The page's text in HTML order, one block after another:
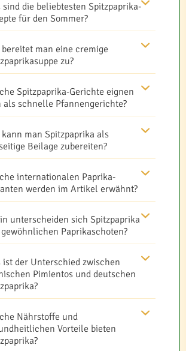
sind die beliebtesten Spitzpaprika-
für den Sommer?
bereitet man eine cremige
zu?
Spitzpaprika-Gerichte eignen
als schnelle Pfannengerichte?
kann man Spitzpaprika als
Beilage zubereiten?
internationalen Paprika-
werden im Artikel erwähnt?
unterscheiden sich Spitzpaprika
Paprikaschoten?
ist der Unterschied zwischen
Pimientos und deutschen
Nährstoffe und
Vorteile bieten